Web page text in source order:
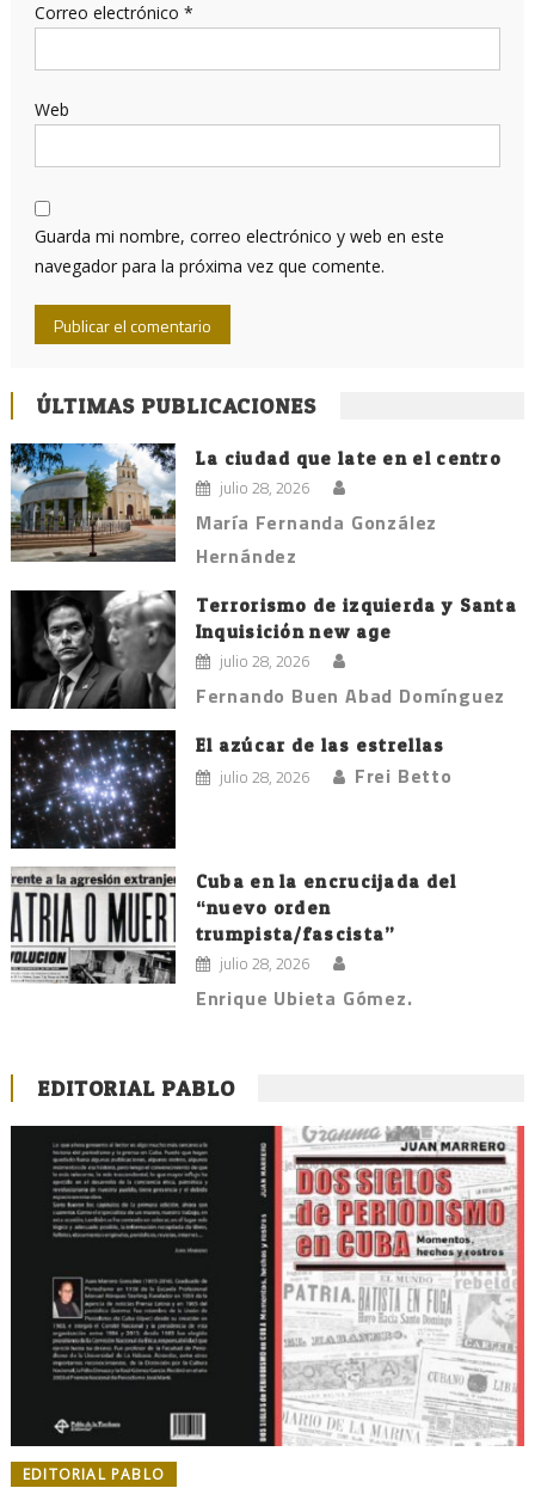
Correo electrónico *
Web
Guarda mi nombre, correo electrónico y web en este
navegador para la próxima vez que comente.
ÚLTIMAS PUBLICACIONES
La ciudad que late en el centro
julio 28, 2026
María Fernanda González
Hernández
Terrorismo de izquierda y Santa
Inquisición new age
julio 28, 2026
Fernando Buen Abad Domínguez
El azúcar de las estrellas
julio 28, 2026 Frei Betto
Cuba en la encrucijada del
“nuevo orden
trumpista/fascista”
julio 28, 2026
Enrique Ubieta Gómez.
EDITORIAL PABLO
EDITORIAL PABLO